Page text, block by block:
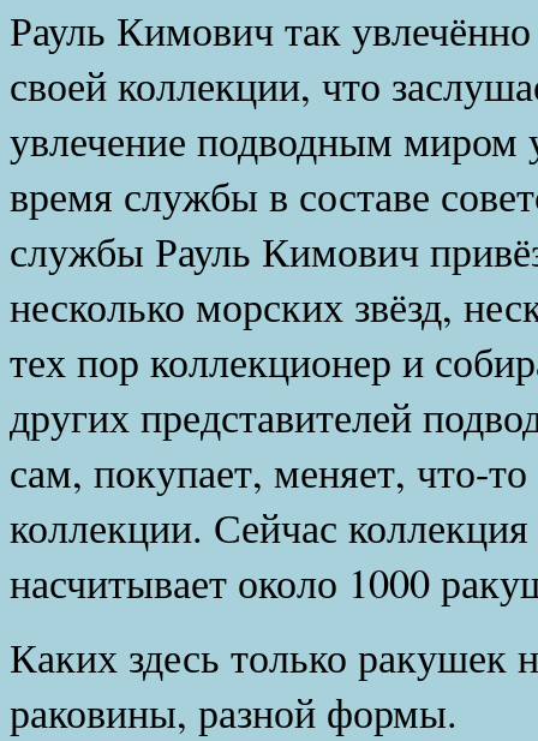
Рауль Кимович так
своей коллекции, что
увлечение подводным миром
время службы в составе
службы Рауль Кимович
несколько морских звёзд,
тех пор коллекционер и
других представителей
сам, покупает, меняет, что-
коллекции. Сейчас
насчитывает около 1000
Каких здесь только
раковины, разной формы.